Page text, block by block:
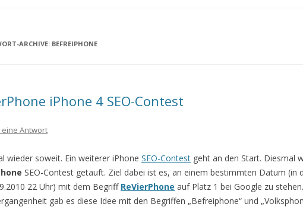
ARCHIVE: BEFREIPHONE
iPhone 4 SEO-Contest
eine Antwort
wieder soweit. Ein weiterer iPhone SEO-Contest geht an den Start. Diesmal
SEO-Contest getauft. Ziel dabei ist es, an einem bestimmten Datum (in
22 Uhr) mit dem Begriff ReVierPhone auf Platz 1 bei Google zu
gab es diese Idee mit den Begriffen „Befreiphone“ und